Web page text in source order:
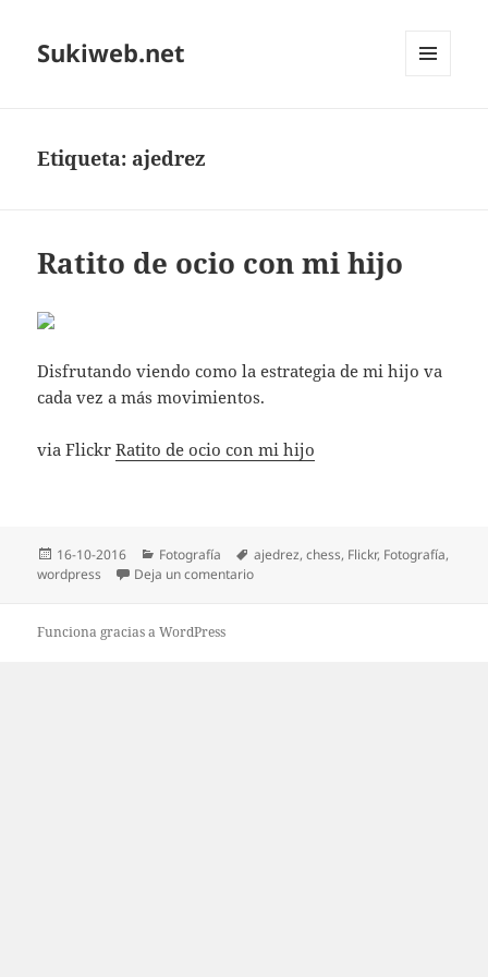
Sukiweb.net
Etiqueta: ajedrez
Ratito de ocio con mi hijo
Disfrutando viendo como la estrategia de mi hijo va
cada vez a más movimientos.
via FlickrRatito de ocio con mi hijo
Publicado
el
16-10-2016 Categorías
Fotografía Etiquetas
ajedrez,chess, Flickr, Fotografí­a,
wordpress
Deja un comentarioen Ratito de ocio con mi hijo
Funciona gracias a WordPress